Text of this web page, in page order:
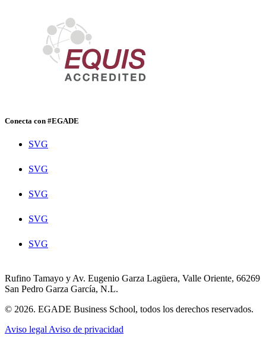
Conecta con #EGADE
SVG
SVG
SVG
SVG
SVG
Rufino Tamayo y Av. Eugenio Garza Lagüera, Valle Oriente, 66269
San Pedro Garza García, N.L.
© 2026. EGADE Business School, todos los derechos reservados.
Aviso legal Aviso de privacidad